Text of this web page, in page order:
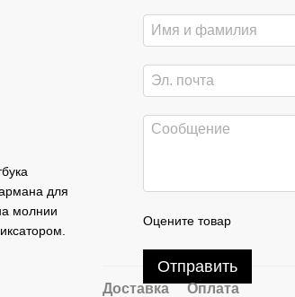
для
молнии
Оцените товар
Отправить
Доставка Оплата